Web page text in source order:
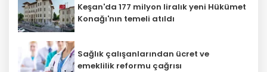
Keşan'da 177 milyon liralık yeni Hükümet
Konağı'nın temeli atıldı
Sağlık çalışanlarından ücret ve
emeklilik reformu çağrısı